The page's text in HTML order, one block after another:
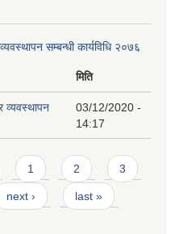
सम्बन्धी कार्यविधि २०७६
मिति
व्यवस्थापन
03/12/2020 -
14:17
1 2 3
next › last »